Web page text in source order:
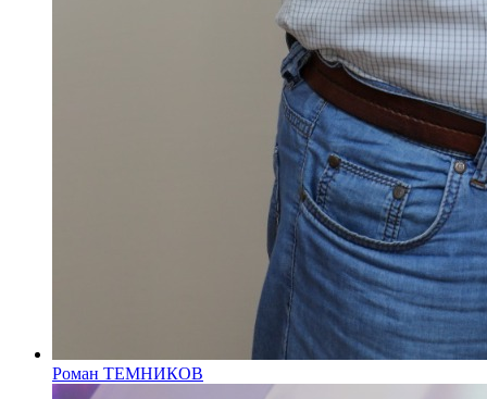
Роман ТЕМНИКОВ